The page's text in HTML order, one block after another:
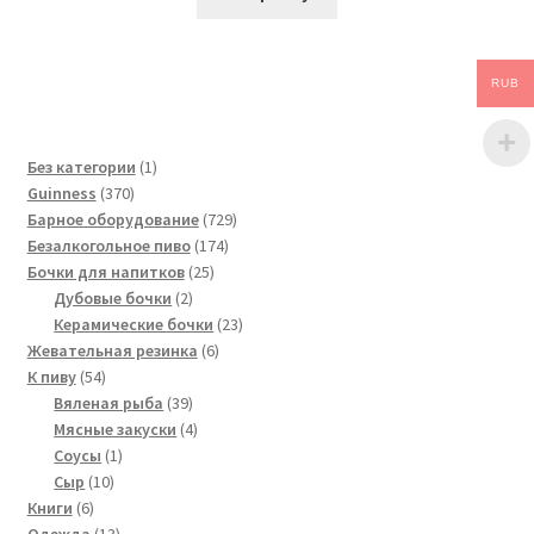
Без категории 11
Guinness 370370
товаров
Барное оборудование 729729
Безалкогольное пиво 174174
Бочки для напитков 2525
Дубовые бочки 22
товара
Керамические бочки 2323
Жевательная резинка 66
К пиву 5454
товара
Вяленая рыба 3939
товаров
Мясные закуски 44
Соусы 11
Сыр 1010
Книги 66
RUB